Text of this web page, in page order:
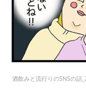
酒飲みと流行りのSNSの話